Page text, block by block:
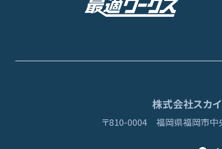
株式会社スカ
〒810-0004 福岡県福岡市